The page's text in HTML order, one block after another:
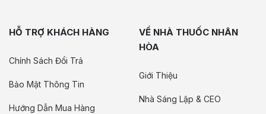
HỖ TRỢ KHÁCH HÀNG
Chính Sách Đổi Trả
Bảo Mật Thông Tin
Hướng Dẫn Mua Hàng
VỀ NHÀ THUỐC NHÂN
HÒA
Giới Thiệu
Nhà Sáng Lập & CEO